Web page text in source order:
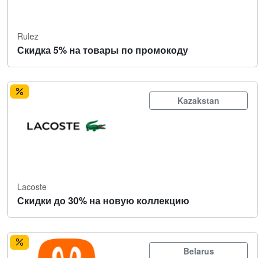
Rulez
Скидка 5% на товары по промокоду
Kazakstan
Lacoste
Скидки до 30% на новую коллекцию
Belarus